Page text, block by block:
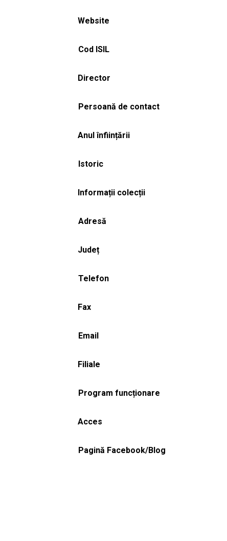
Website
Cod ISIL
Director
Persoană de contact
Anul înființării
Istoric
Informații colecții
Adresă
Județ
Telefon
Fax
Email
Filiale
Program funcționare
Acces
Pagină Facebook/Blog